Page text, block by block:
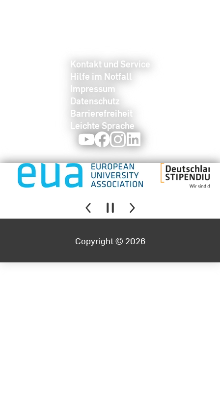
Kontakt und Service
Hilfe im Notfall
Impressum
Datenschutz
Barrierefreiheit
Leichte Sprache
YoutubeFacebookInstagram
Copyright © 2026